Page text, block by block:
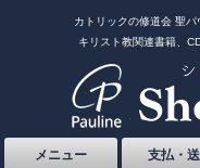
カトリックの修道会 聖
キリスト教関連書籍、
メニュー 支払・